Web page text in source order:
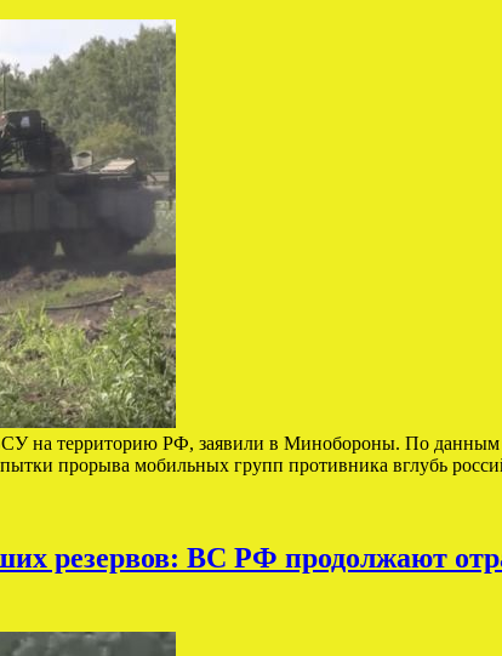
на территорию РФ, заявили в Минобороны. По
прорыва мобильных групп противника вглубь
резервов: ВС РФ продолжают